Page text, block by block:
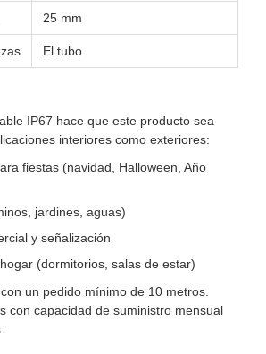
25 mm
El tubo
IP67 hace que este producto sea
interiores como exteriores:
fiestas (navidad, Halloween, Año
jardines, aguas)
y señalización
(dormitorios, salas de estar)
un pedido mínimo de 10 metros.
con capacidad de suministro mensual